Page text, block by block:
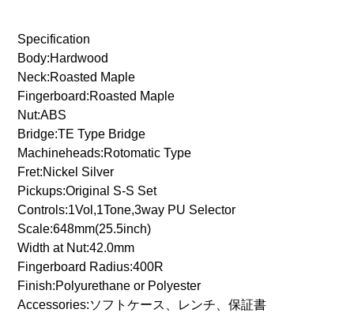
Specification
Body:Hardwood
Neck:Roasted Maple
Fingerboard:Roasted Maple
Nut:ABS
Bridge:TE Type Bridge
Machineheads:Rotomatic Type
Fret:Nickel Silver
Pickups:Original S-S Set
Controls:1Vol,1Tone,3way PU Selector
Scale:648mm(25.5inch)
Width at Nut:42.0mm
Fingerboard Radius:400R
Finish:Polyurethane or Polyester
Accessories:ソフトケース、レンチ、保証書